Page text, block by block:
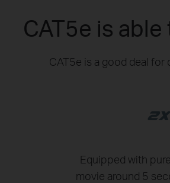
CAT5e is
CAT5e is a good deal
Equipped with
movie around 5